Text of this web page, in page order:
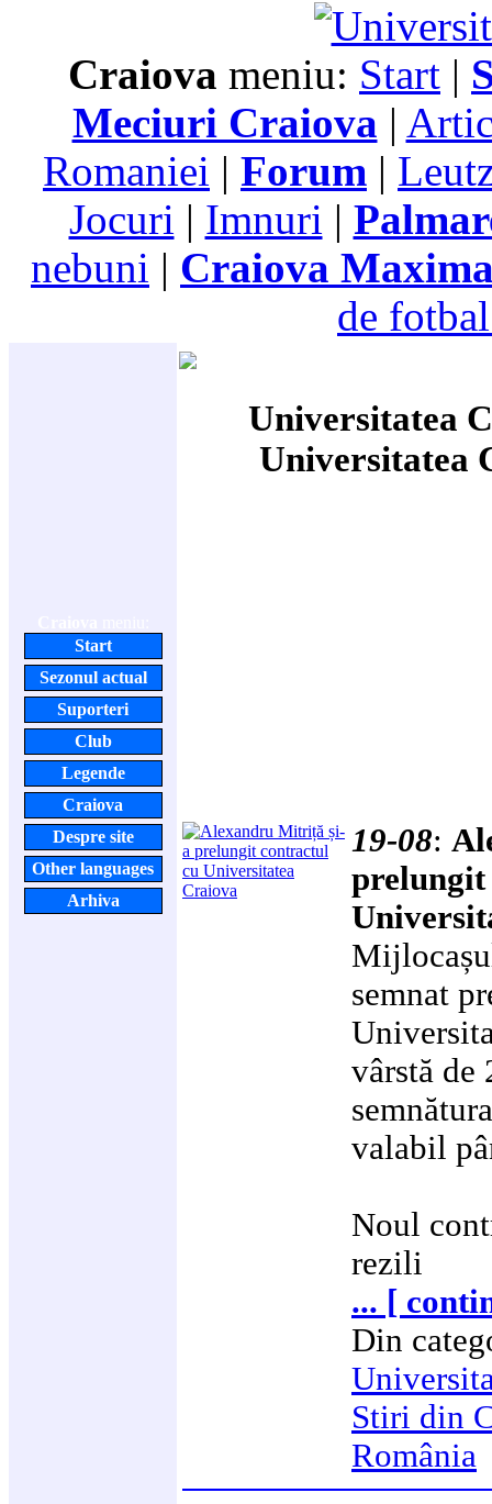
Craiova meniu: Start |
Meciuri Craiova |
Romaniei | Forum |
Jocuri | Imnuri |
nebuni | Craiova
de
Start
Sezonul actual
Suporteri
Club
Legende
Craiova
Despre site
Other languages
Arhiva
Universitatea
Universitatea
19-08:
semnat
vârstă de
valabil
Noul
rezili
... [
Din
Stiri din
România